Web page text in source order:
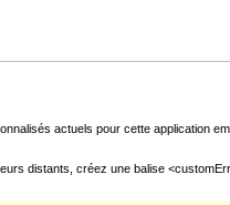
actuels pour cette application
distants, créez une balise